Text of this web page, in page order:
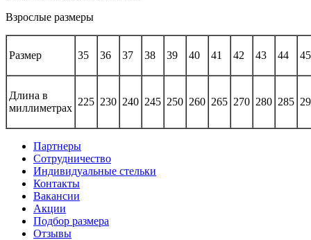
Взрослые размеры
Размер 35 36 37 38 39 40 41 42 43 44 45
Длина в
миллиметрах
225 230 240 245 250 260 265 270 280 285
Партнеры
Сотрудничество
Индивидуальные стельки
Контакты
Вакансии
Акции
Подбор размера
Отзывы